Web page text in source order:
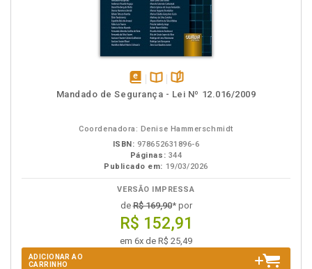
disponívelDisponível
páginas
Mandado de Segurança - Lei Nº 12.016/2009
Coordenadora: Denise Hammerschmidt
ISBN: 978652631896-6
Páginas: 344
Publicado em: 19/03/2026
VERSÃO IMPRESSA
deR$ 169,90* por
R$ 152,91
em 6x de R$ 25,49
ADICIONAR AO
CARRINHO